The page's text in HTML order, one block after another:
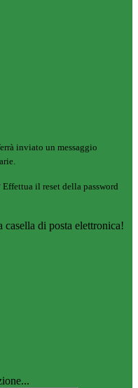
inviato un messaggio
il reset della password
di posta elettronica!